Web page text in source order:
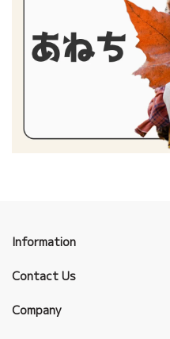
Information
Contact Us
Company